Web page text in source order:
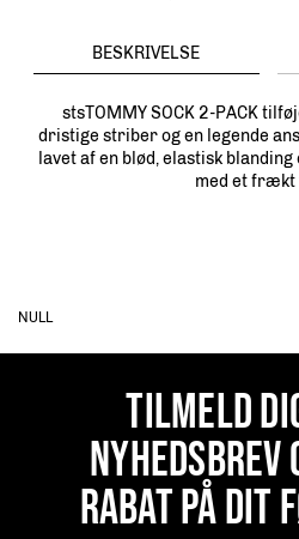
BESKRIVELSE
stsTOMMY SOCK 2-PACK
dristige striber og en legende
lavet af en blød, elastisk
med et frækt
NULL
TILMELD
RABAT PÅ DIT